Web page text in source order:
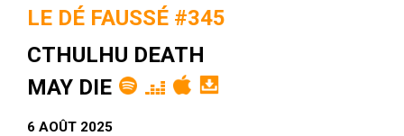
LE DÉ FAUSSÉ #345
CTHULHU DEATH
MAY DIE
6 AOÛT 2025